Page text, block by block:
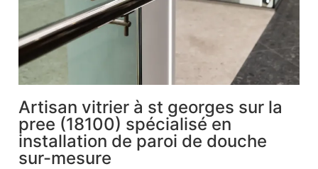
Artisan vitrier à st georges sur la
pree (18100) spécialisé en
installation de paroi de douche
sur-mesure